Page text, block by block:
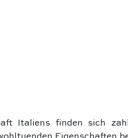
Italiens finden sich